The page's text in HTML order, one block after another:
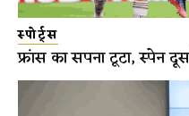
स्पोर्ट्स
फ्रांस का सपना टूटा, स्पेन